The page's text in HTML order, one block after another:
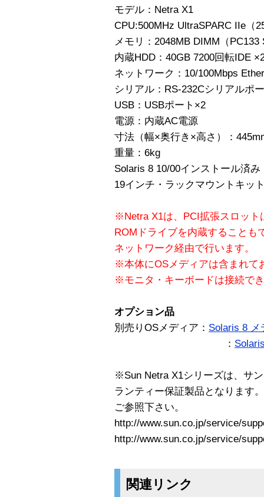
モデル：Netra X1
CPU:500MHz UltraSPARC IIe（
メモリ：2048MB DIMM（
内蔵HDD：40GB 7200回転IDE
ネットワーク：10/100Mbps
シリアル：RS-232Cシリアルポ
USB：USBポート×2
電源：内蔵AC電源
寸法（幅×奥行き×高さ）：
重量：6kg
Solaris 8 10/00インストール済み
19インチ・ラックマウントキッ
※Netra X1は、PCI拡張スロット
ROMドライブを内蔵することも
ネットワーク経由で行います。
※本体にOSメディアは含まれて
※モニタ・キーボードは接続で
オプション品
別売りOSメディア： Solaris 8 メ
：
※Sun Netra X1シリーズは、サ
ランティー保証製品となります
ご参照下さい。
http://www.sun.co.jp/service/
http://www.sun.co.jp/service/
関連リンク